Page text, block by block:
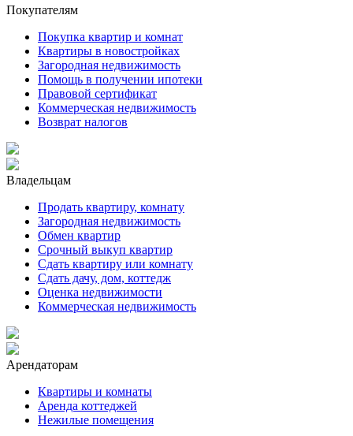
Покупателям
Покупка квартир и комнат
Квартиры в новостройках
Загородная недвижимость
Помощь в получении ипотеки
Правовой сертификат
Коммерческая недвижимость
Возврат налогов
Владельцам
Продать квартиру, комнату
Загородная недвижимость
Обмен квартир
Срочный выкуп квартир
Сдать квартиру или комнату
Сдать дачу, дом, коттедж
Оценка недвижимости
Коммерческая недвижимость
Арендаторам
Квартиры и комнаты
Аренда коттеджей
Нежилые помещения